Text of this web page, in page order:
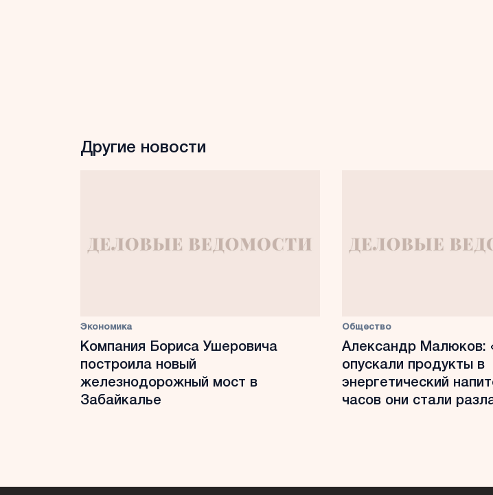
Другие новости
Экономика
Компания Бориса Ушеровича
построила новый
железнодорожный мост в
Забайкалье
Общество
Александр Малюков:
опускали продукты в
энергетический
часов они стали